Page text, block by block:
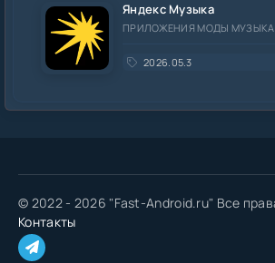
Яндекс Музыка
ПРИЛОЖЕНИЯ МОДЫ МУЗЫКА
2026.05.3
© 2022 - 2026 "Fast-Android.ru" Все
Контакты